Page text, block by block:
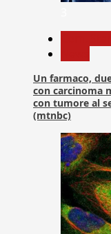
Un farmaco,
con carcinoma
con tumore al
(mtnbc)